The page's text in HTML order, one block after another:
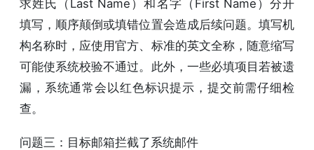
求姓氏（Last Name）和名字（First Name）分开
填写，顺序颠倒或填错位置会造成后续问题。填写机
构名称时，应使用官方、标准的英文全称，随意缩写
可能使系统校验不通过。此外，一些必填项目若被遗
漏，系统通常会以红色标识提示，提交前需仔细检
查。
问题三：目标邮箱拦截了系统邮件